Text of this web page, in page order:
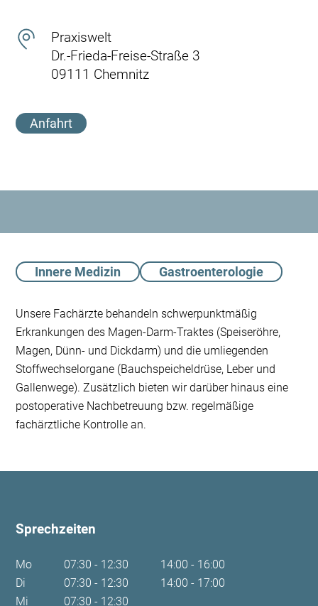
Praxiswelt
Dr.-Frieda-Freise-Straße 3
09111 Chemnitz
Anfahrt
Innere Medizin Gastroenterologie
Unsere Fachärzte behandeln schwerpunktmäßig
Erkrankungen des Magen-Darm-Traktes (Speiseröhre,
Magen, Dünn- und Dickdarm) und die umliegenden
Stoffwechselorgane (Bauchspeicheldrüse, Leber und
Gallenwege). Zusätzlich bieten wir darüber hinaus eine
postoperative Nachbetreuung bzw. regelmäßige
fachärztliche Kontrolle an.
Sprechzeiten
Mo 07:30 - 12:30
14:00 - 16:00
Di
07:30 - 12:30
14:00 - 17:00
Mi
07:30 - 12:30